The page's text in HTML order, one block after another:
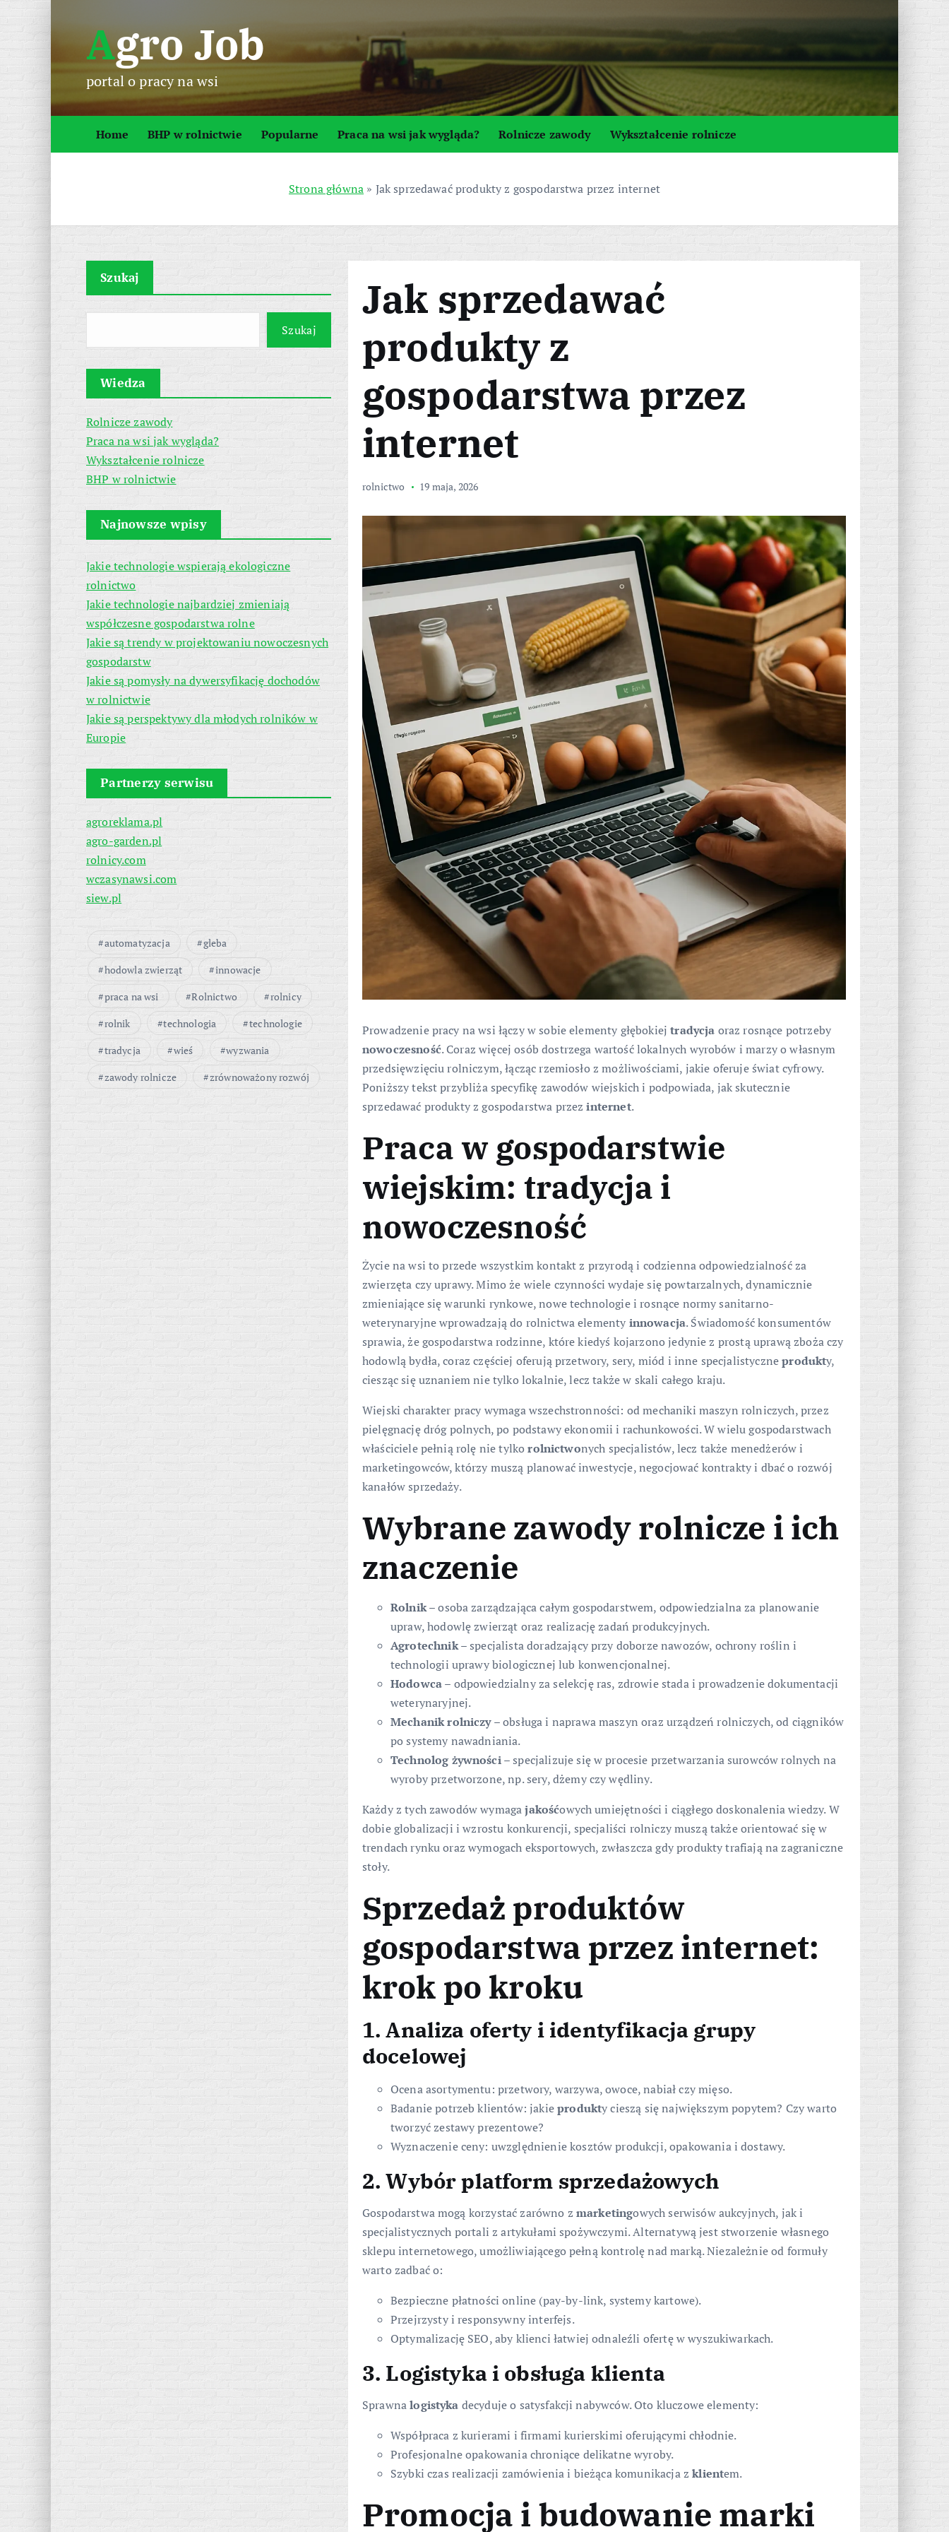
p
o
Agro Job
portal o pracy na wsi
Home BHP w rolnictwie Popularne Praca na wsi jak wygląda? Rolnicze zawody Wykształcenie rolnicze
Strona główna » Jak sprzedawać produkty z gospodarstwa przez internet
Szukaj
Szukaj
Wiedza
Rolnicze zawody
Praca na wsi jak wygląda?
Wykształcenie rolnicze
BHP w rolnictwie
Najnowsze wpisy
Jakie technologie wspierają ekologiczne
rolnictwo
Jakie technologie najbardziej zmieniają
współczesne gospodarstwa rolne
Jakie są trendy w projektowaniu nowoczesnych
gospodarstw
Jakie są pomysły na dywersyfikację dochodów
w rolnictwie
Jakie są perspektywy dla młodych rolników w
Europie
Partnerzy serwisu
agroreklama.pl
agro-garden.pl
rolnicy.com
wczasynawsi.com
siew.pl
automatyzacja
gleba
hodowla zwierząt
innowacje
praca na wsi
Rolnictwo
rolnicy
rolnik
technologia
technologie
tradycja
wieś
wyzwania
zawody rolnicze
zrównoważony rozwój
Jak sprzedawać
produkty z
gospodarstwa przez
internet
rolnictwo 19 maja, 2026
Prowadzenie pracy na wsi łączy w sobie elementy głębokiejtradycja oraz rosnące potrzeby
nowoczesność. Coraz więcej osób dostrzega wartość lokalnych wyrobów i marzy o własnym
przedsięwzięciu rolniczym, łącząc rzemiosło z możliwościami, jakie oferuje świat cyfrowy.
Poniższy tekst przybliża specyfikę zawodów wiejskich i podpowiada, jak skutecznie
sprzedawać produkty z gospodarstwa przezinternet.
Praca w gospodarstwie
wiejskim: tradycja i
nowoczesność
Życie na wsi to przede wszystkim kontakt z przyrodą i codzienna odpowiedzialność za
zwierzęta czy uprawy. Mimo że wiele czynności wydaje się powtarzalnych, dynamicznie
zmieniające się warunki rynkowe, nowe technologie i rosnące normy sanitarno-
weterynaryjne wprowadzają do rolnictwa elementy innowacja. Świadomość konsumentów
sprawia, że gospodarstwa rodzinne, które kiedyś kojarzono jedynie z prostą uprawą zboża czy
hodowlą bydła, coraz częściej oferują przetwory, sery, miód i inne specjalistyczneprodukty,
ciesząc się uznaniem nie tylko lokalnie, lecz także w skali całego kraju.
Wiejski charakter pracy wymaga wszechstronności: od mechaniki maszyn rolniczych, przez
pielęgnację dróg polnych, po podstawy ekonomii i rachunkowości. W wielu gospodarstwach
właściciele pełnią rolę nie tylkorolnictwonych specjalistów, lecz także menedżerów i
marketingowców, którzy muszą planować inwestycje, negocjować kontrakty i dbać o rozwój
kanałów sprzedaży.
Wybrane zawody rolnicze i ich
znaczenie
Rolnik– osoba zarządzająca całym gospodarstwem, odpowiedzialna za planowanie
upraw, hodowlę zwierząt oraz realizację zadań produkcyjnych.
Agrotechnik– specjalista doradzający przy doborze nawozów, ochrony roślin i
technologii uprawy biologicznej lub konwencjonalnej.
Hodowca– odpowiedzialny za selekcję ras, zdrowie stada i prowadzenie dokumentacji
weterynaryjnej.
Mechanik rolniczy– obsługa i naprawa maszyn oraz urządzeń rolniczych, od ciągników
po systemy nawadniania.
Technolog żywności– specjalizuje się w procesie przetwarzania surowców rolnych na
wyroby przetworzone, np. sery, dżemy czy wędliny.
Każdy z tych zawodów wymagajakośćowych umiejętności i ciągłego doskonalenia wiedzy. W
dobie globalizacji i wzrostu konkurencji, specjaliści rolniczy muszą także orientować się w
trendach rynku oraz wymogach eksportowych, zwłaszcza gdy produkty trafiają na zagraniczne
stoły.
Sprzedaż produktów
gospodarstwa przez internet:
krok po kroku
1. Analiza oferty i identyfikacja grupy
docelowej
Ocena asortymentu: przetwory, warzywa, owoce, nabiał czy mięso.
Badanie potrzeb klientów: jakieprodukty cieszą się największym popytem? Czy warto
tworzyć zestawy prezentowe?
Wyznaczenie ceny: uwzględnienie kosztów produkcji, opakowania i dostawy.
2. Wybór platform sprzedażowych
Gospodarstwa mogą korzystać zarówno z marketingowych serwisów aukcyjnych, jak i
specjalistycznych portali z artykułami spożywczymi. Alternatywą jest stworzenie własnego
sklepu internetowego, umożliwiającego pełną kontrolę nad marką. Niezależnie od formuły
warto zadbać o:
Bezpieczne płatności online (pay-by-link, systemy kartowe).
Przejrzysty i responsywny interfejs.
Optymalizację SEO, aby klienci łatwiej odnaleźli ofertę w wyszukiwarkach.
3. Logistyka i obsługa klienta
Sprawnalogistyka decyduje o satysfakcji nabywców. Oto kluczowe elementy:
Współpraca z kurierami i firmami kurierskimi oferującymi chłodnie.
Profesjonalne opakowania chroniące delikatne wyroby.
Szybki czas realizacji zamówienia i bieżąca komunikacja zklientem.
Promocja i budowanie marki